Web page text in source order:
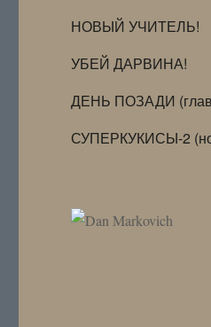
НОВЫЙ УЧИТЕЛЬ!
УБЕЙ ДАРВИНА!
ДЕНЬ ПОЗАДИ
СУПЕРКУКИСЫ-2